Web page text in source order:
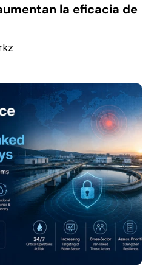
la eficacia de